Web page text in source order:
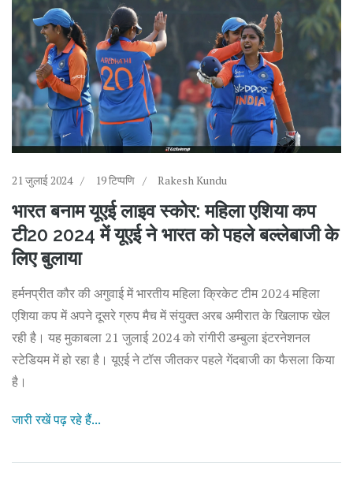
21 जुलाई 2024 19 टिप्पणि Rakesh Kundu
भारत बनाम यूएई लाइव स्कोर: महिला एशिया कप
टी20 2024 में यूएई ने भारत को पहले बल्लेबाजी के
लिए बुलाया
हर्मनप्रीत कौर की अगुवाई में भारतीय महिला क्रिकेट टीम 2024 महिला
एशिया कप में अपने दूसरे ग्रुप मैच में संयुक्त अरब अमीरात के खिलाफ खेल
रही है। यह मुकाबला 21 जुलाई 2024 को रांगीरी डम्बुला इंटरनेशनल
स्टेडियम में हो रहा है। यूएई ने टॉस जीतकर पहले गेंदबाजी का फैसला किया
है।
जारी रखें पढ़ रहे हैं...